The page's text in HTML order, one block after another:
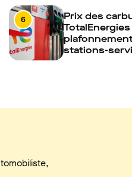
6
Prix des
stations-